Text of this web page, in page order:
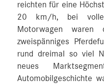
reichten für eine
20 km/h, bei
Motorwagen
zweispänniges
rund dreimal so viel
neues
Automobilgeschichte